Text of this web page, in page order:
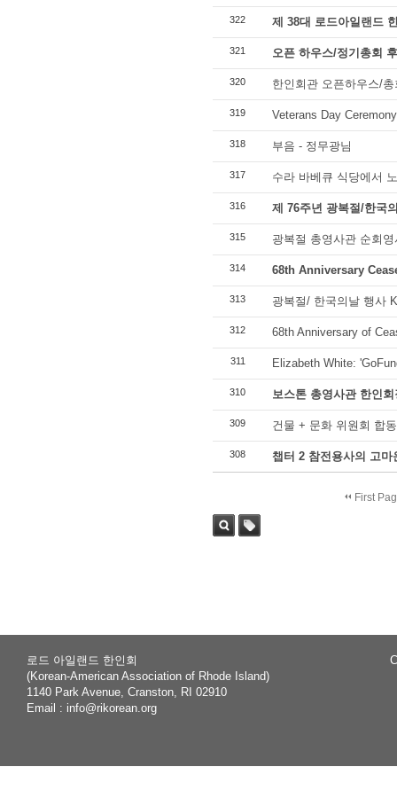
322 제 38대 로드아일랜드
321 오픈 하우스/정기총회
320 한인회관 오픈하우스/총
319 Veterans Day
318 부음 - 정무광님
317 수라 바베큐 식당에서
316 제 76주년 광복절/한국
315 광복절 총영사관 순회
314 68th Anniversary
313 광복절/ 한국의날 행사
312 68th Anniversary of
311 Elizabeth White:
310 보스톤 총영사관 한인
309 건물 + 문화 위원회 합
308 챕터 2 참전용사의 고마
First
로드 아일랜드 한인회
(Korean-American Association of Rhode Island)
1140 Park Avenue, Cranston, RI 02910
Email : info@rikorean.org